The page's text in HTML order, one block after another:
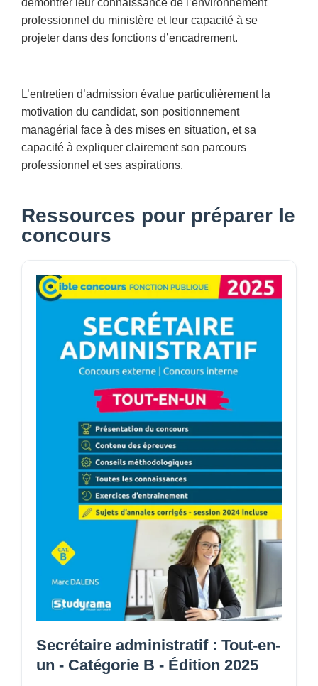
démontrer leur connaissance de l’environnement
professionnel du ministère et leur capacité à se
projeter dans des fonctions d’encadrement.
L’entretien d’admission évalue particulièrement la
motivation du candidat, son positionnement
managérial face à des mises en situation, et sa
capacité à expliquer clairement son parcours
professionnel et ses aspirations.
Ressources pour préparer le
concours
Secrétaire administratif : Tout-en-
un - Catégorie B - Édition 2025